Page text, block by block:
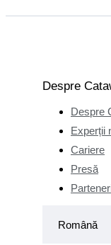
Despre
Despre
Experții
Cariere
Presă